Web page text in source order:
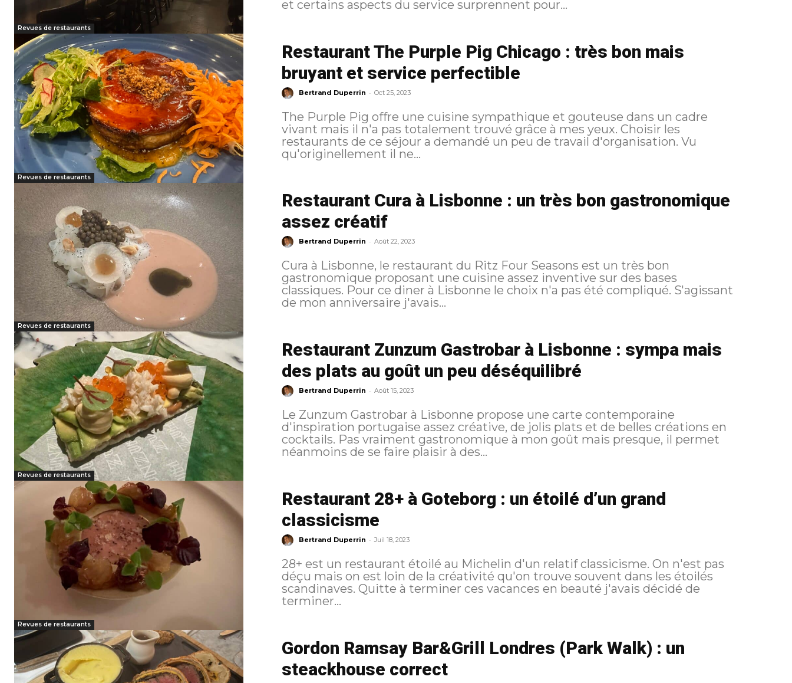
Revues de restaurants
et certains aspects du service surprennent pour...
Revues de restaurants
Restaurant The Purple Pig Chicago : très bon mais
bruyant et service perfectible
Bertrand Duperrin - Oct 25, 2023
The Purple Pig offre une cuisine sympathique et gouteuse dans un cadre
vivant mais il n'a pas totalement trouvé grâce à mes yeux. Choisir les
restaurants de ce séjour a demandé un peu de travail d'organisation. Vu
qu'originellement il ne...
Revues de restaurants
Restaurant Cura à Lisbonne : un très bon gastronomique
assez créatif
Bertrand Duperrin - Août 22, 2023
Cura à Lisbonne, le restaurant du Ritz Four Seasons est un très bon
gastronomique proposant une cuisine assez inventive sur des bases
classiques. Pour ce diner à Lisbonne le choix n'a pas été compliqué. S'agissant
de mon anniversaire j'avais...
Revues de restaurants
Restaurant Zunzum Gastrobar à Lisbonne : sympa mais
des plats au goût un peu déséquilibré
Bertrand Duperrin - Août 15, 2023
Le Zunzum Gastrobar à Lisbonne propose une carte contemporaine
d'inspiration portugaise assez créative, de jolis plats et de belles créations en
cocktails. Pas vraiment gastronomique à mon goût mais presque, il permet
néanmoins de se faire plaisir à des...
Revues de restaurants
Restaurant 28+ à Goteborg : un étoilé d’un grand
classicisme
Bertrand Duperrin - Juil 18, 2023
28+ est un restaurant étoilé au Michelin d'un relatif classicisme. On n'est pas
déçu mais on est loin de la créativité qu'on trouve souvent dans les étoilés
scandinaves. Quitte à terminer ces vacances en beauté j'avais décidé de
terminer...
Gordon Ramsay Bar&Grill Londres (Park Walk) : un
steackhouse correct